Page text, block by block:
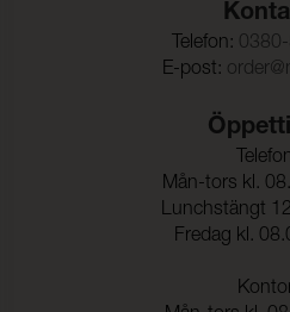
Telefon:
E-post:
Mån-tors kl.
Lunchstängt
Fredag kl.